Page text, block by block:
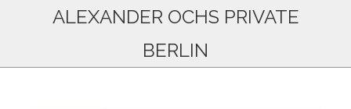
ALEXANDER OCHS PRIVATE
BERLIN